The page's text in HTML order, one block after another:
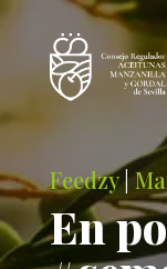
Feedzy|
En